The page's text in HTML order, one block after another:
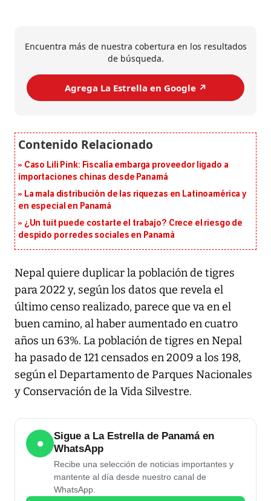
Encuentra más de nuestra cobertura en los resultados
de búsqueda.
Agrega La Estrella en Google ↗️
Caso Lili Pink: Fiscalía embarga proveedor ligado a
importaciones chinas desde Panamá
La mala distribución de las riquezas en Latinoamérica y
en especial en Panamá
¿Un tuit puede costarte el trabajo? Crece el riesgo de
despido por redes sociales en Panamá
Nepal quiere duplicar la población de tigres
para 2022 y, según los datos que revela el
último censo realizado, parece que va en el
buen camino, al haber aumentado en cuatro
años un 63%. La población de tigres en Nepal
ha pasado de 121 censados en 2009 a los 198,
según el Departamento de Parques Nacionales
y Conservación de la Vida Silvestre.
●
Sigue a La Estrella de Panamá en
WhatsApp
Recibe una selección de noticias importantes y
mantente al día desde nuestro canal de
WhatsApp.